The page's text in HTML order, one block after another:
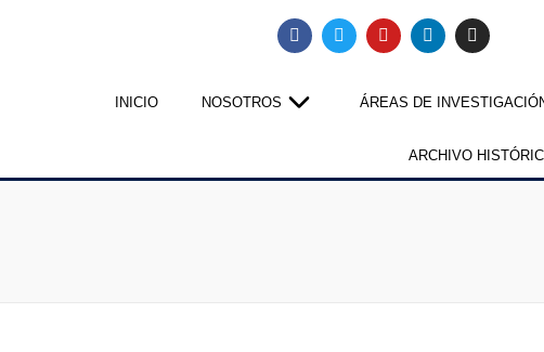
INICIO NOSOTROS ÁREAS DE
ARCHIVO